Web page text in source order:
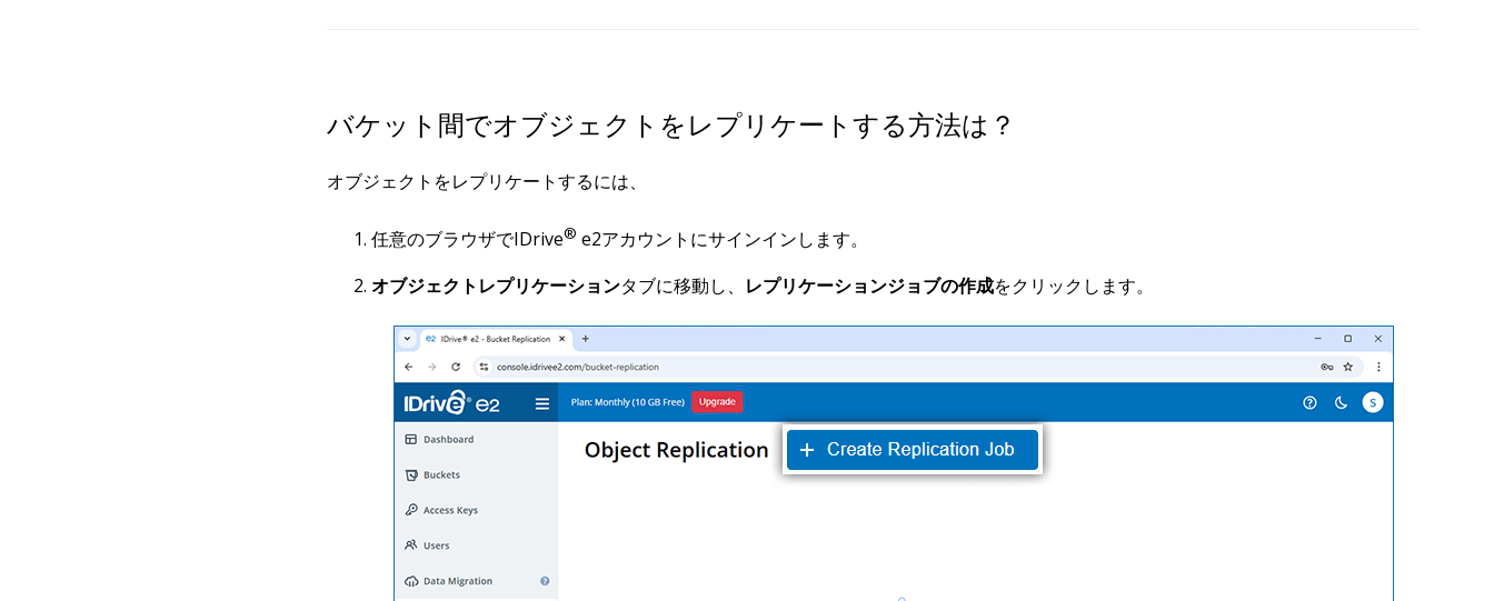
バケット間でオブジェクトをレプリケートする方法は？
オブジェクトをレプリケートするには、
任意のブラウザでIDrive® e2アカウントにサインインします。
オブジェクトレプリケーションタブに移動し、 レプリケーションジョブの作成をクリックします。